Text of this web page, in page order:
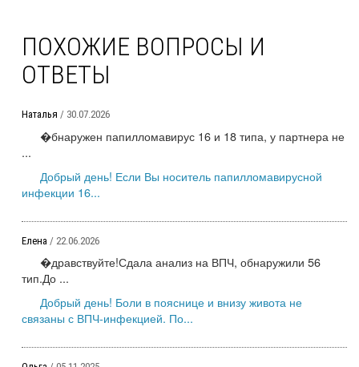
ПОХОЖИЕ ВОПРОСЫ И
ОТВЕТЫ
Наталья / 30.07.2026
�бнаружен папилломавирус 16 и 18 типа, у партнера не
...
Добрый день! Если Вы носитель папилломавирусной
инфекции 16...
Елена / 22.06.2026
�дравствуйте!Сдала анализ на ВПЧ, обнаружили 56
тип.До ...
Добрый день! Боли в пояснице и внизу живота не
связаны с ВПЧ-инфекцией. По...